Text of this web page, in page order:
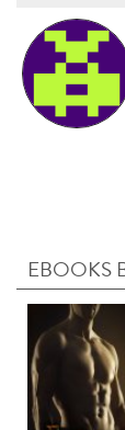
EBOOKS